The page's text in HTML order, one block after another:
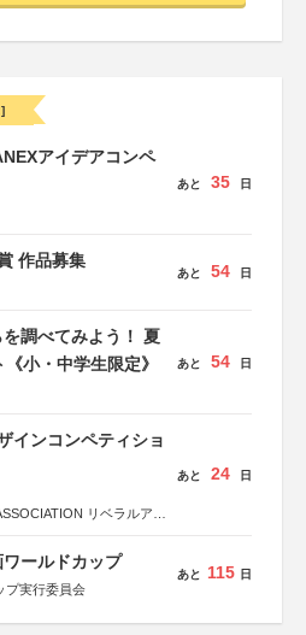
アイデアコンペ
あと 35 日
作品募集
あと 54 日
調べてみよう！ 夏
小・中学生限定》
あと 54 日
インコンペティショ
リベラルアー
あと 24 日
ールドカップ
プ実行委員会
あと 115 日